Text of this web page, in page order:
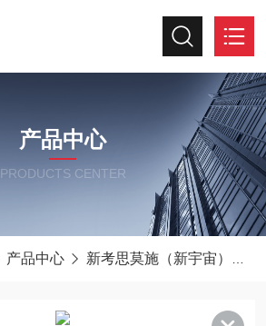
产品中心
PRODUCTS CENTER
产品中心 新考思莫施（新宇宙）